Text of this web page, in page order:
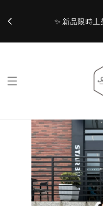
加入官網會